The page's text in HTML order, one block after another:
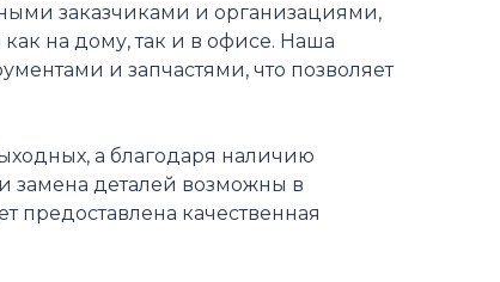
заказчиками и организациями,
на дому, так и в офисе. Наша
и запчастями, что позволяет
а благодаря наличию
замена деталей возможны в
предоставлена качественная